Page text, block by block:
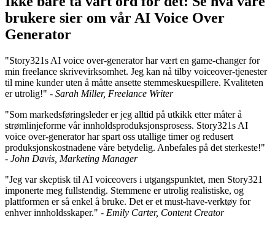
brukere sier om vår AI Voice Over
Generator
"Story321s AI voice over-generator har vært en game-changer for
min freelance skrivevirksomhet. Jeg kan nå tilby voiceover-tjenester
til mine kunder uten å måtte ansette stemmeskuespillere. Kvaliteten
er utrolig!" - Sarah Miller, Freelance Writer
"Som markedsføringsleder er jeg alltid på utkikk etter måter å
strømlinjeforme vår innholdsproduksjonsprosess. Story321s AI
voice over-generator har spart oss utallige timer og redusert
produksjonskostnadene våre betydelig. Anbefales på det sterkeste!"
- John Davis, Marketing Manager
"Jeg var skeptisk til AI voiceovers i utgangspunktet, men Story321
imponerte meg fullstendig. Stemmene er utrolig realistiske, og
plattformen er så enkel å bruke. Det er et must-have-verktøy for
enhver innholdsskaper." - Emily Carter, Content Creator